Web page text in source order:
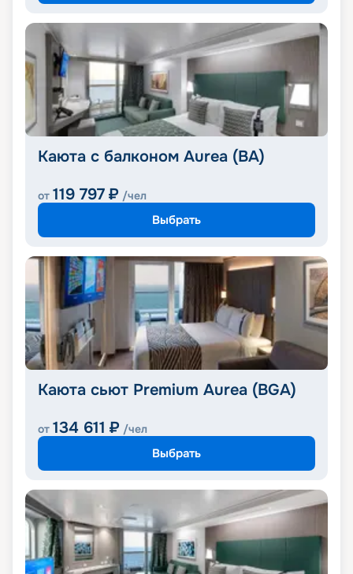
Каюта с балконом Aurea (BA)
от 119 797 ₽ /чел
Выбрать
Каюта сьют Premium Aurea (BGA)
от 134 611 ₽ /чел
Выбрать